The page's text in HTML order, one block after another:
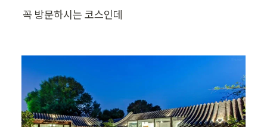
꼭 방문하시는 코스인데